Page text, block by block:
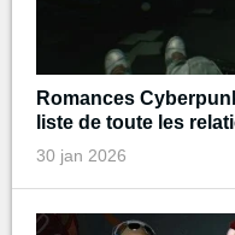
Romances
liste de toute les
30 jan 2026